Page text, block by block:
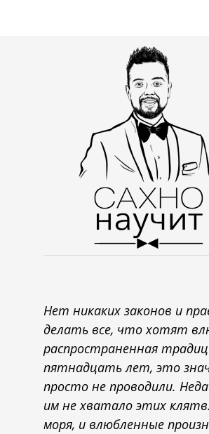
Нет никаких законов и
делать все, что хотят
распространенная
пятнадцать лет, это
просто не проводили.
им не хватало этих
моря, и влюбленные